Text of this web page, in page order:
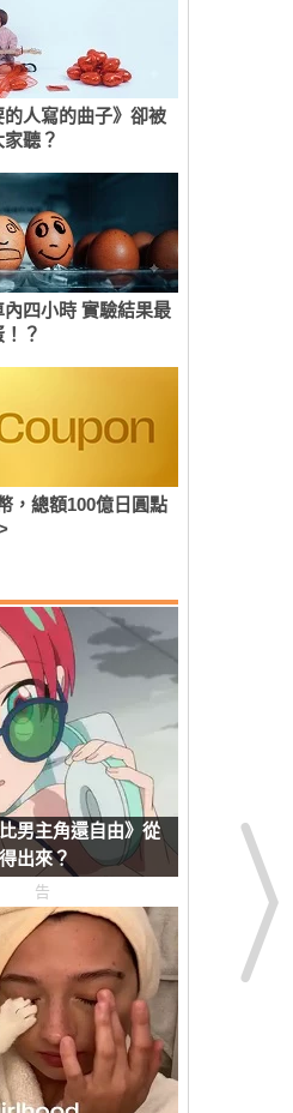
人寫的曲子》卻被
聽？
四小時 實驗結果最
？
，總額100億日圓點
男主角還自由》從
出來？
告